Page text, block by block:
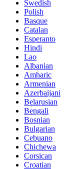
Swedish
Polish
Basque
Catalan
Esperanto
Hindi
Lao
Albanian
Amharic
Armenian
Azerbaijani
Belarusian
Bengali
Bosnian
Bulgarian
Cebuano
Chichewa
Corsican
Croatian